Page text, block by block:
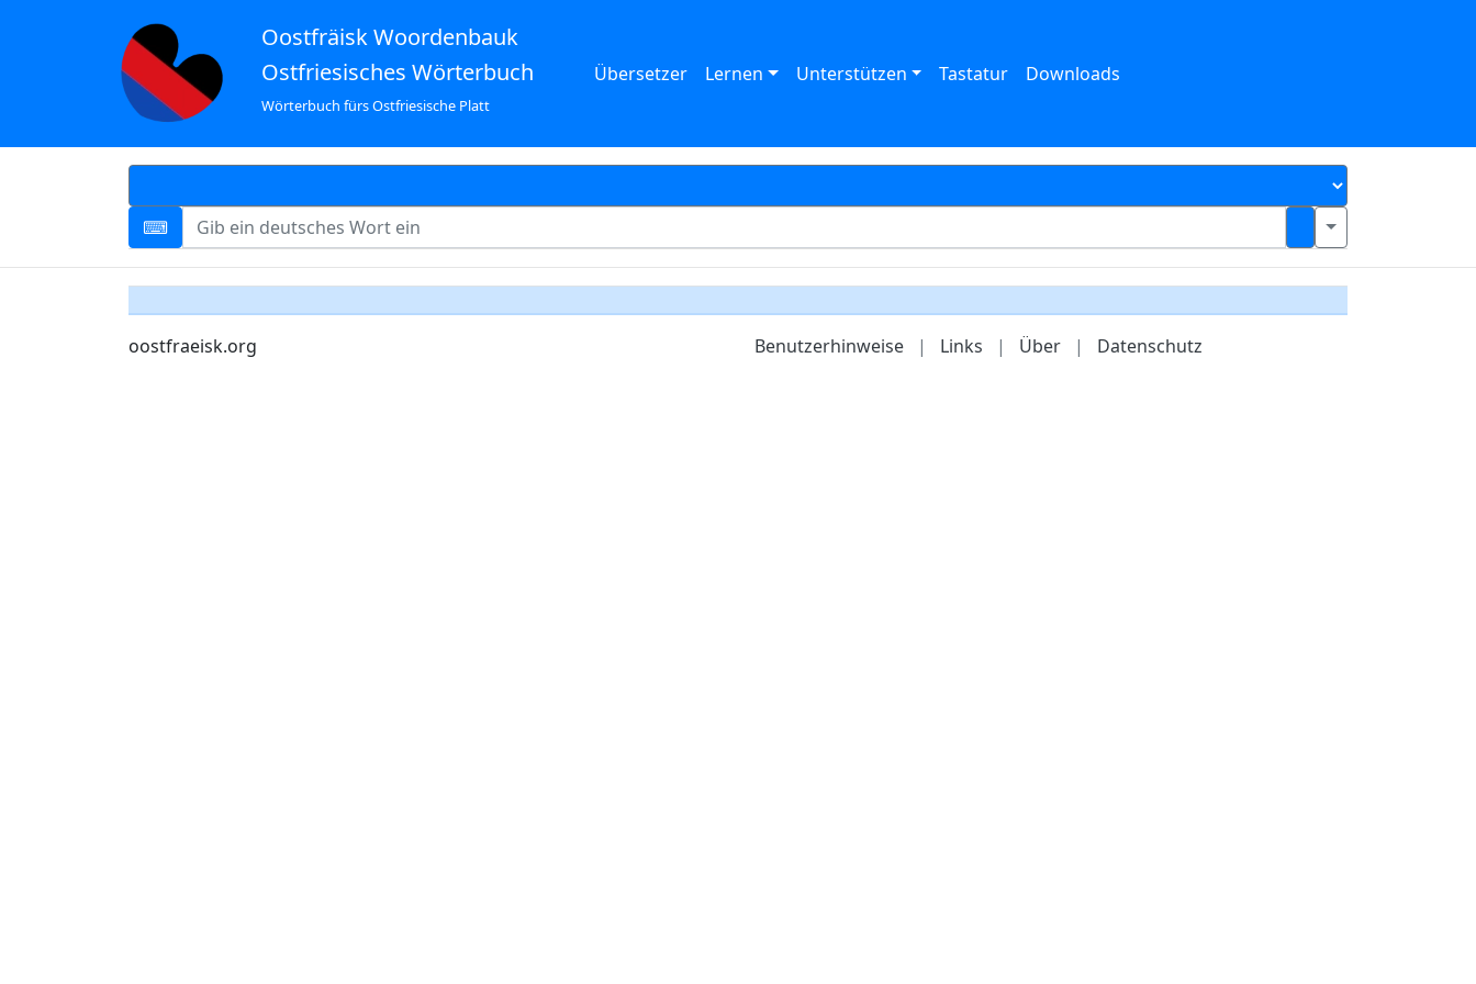
Oostfräisk Woordenbauk
Ostfriesisches Wörterbuch
Wörterbuch fürs Ostfriesische Platt
Übersetzer Lernen Unterstützen Tastatur Downloads
oostfraeisk.org Benutzerhinweise | Links | Über | Datenschutz